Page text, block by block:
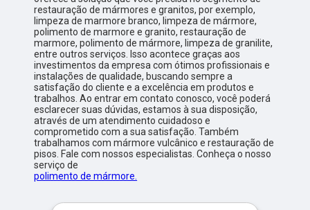
restauração de mármores e granitos, por exemplo,
limpeza de marmore branco, limpeza de mármore,
polimento de marmore e granito, restauração de
marmore, polimento de mármore, limpeza de granilite,
entre outros serviços. Isso acontece graças aos
investimentos da empresa com ótimos profissionais e
instalações de qualidade, buscando sempre a
satisfação do cliente e a excelência em produtos e
trabalhos. Ao entrar em contato conosco, você poderá
esclarecer suas dúvidas, estamos à sua disposição,
através de um atendimento cuidadoso e
comprometido com a sua satisfação. Também
trabalhamos com mármore vulcânico e restauração de
pisos. Fale com nossos especialistas. Conheça o nosso
serviço de
polimento de mármore.